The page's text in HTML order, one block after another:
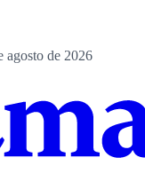
agosto de 2026